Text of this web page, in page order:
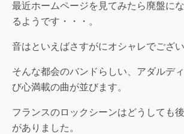
最近ホームページを見てみたら廃盤に
るようです・・・。
音はといえばさすがにオシャレでござい
そんな都会のバンドらしい、アダルデ
び心満載の曲が並びます。
フランスのロックシーンはどうしても
がありました。